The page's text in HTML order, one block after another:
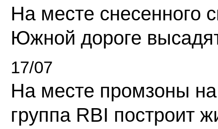
На месте снесенного
Южной дороге
17/07
На месте промзоны
группа RBI построит